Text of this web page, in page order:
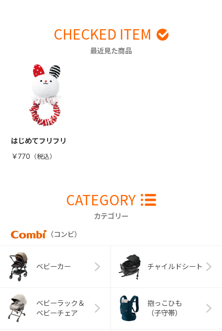
CHECKED ITEM
最近見た商品
はじめてフリフリ
￥770
CATEGORY
カテゴリー
（コンビ）
ベビーカー チャイルドシート
ベビーラック＆
ベビーチェア
抱っこひも
（子守帯）